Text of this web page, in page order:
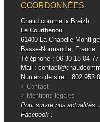
COORDONNÉES
Chaud comme la Breizh
Le Courthenou
61400 La Chapelle-
Basse-Normandie, France
Téléphone : 06 30 18 04 77
Mail :
Numéro de siret : 802 953
> Contact
> Mentions légales
Pour suivre nos actualités,
Facebook :